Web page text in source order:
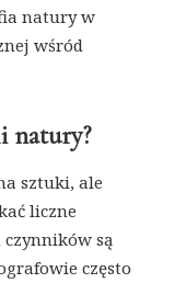
natury w
wśród
natury?
sztuki, ale
liczne
są
często